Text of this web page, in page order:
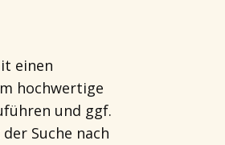
einen
hochwertige
und ggf.
Suche nach